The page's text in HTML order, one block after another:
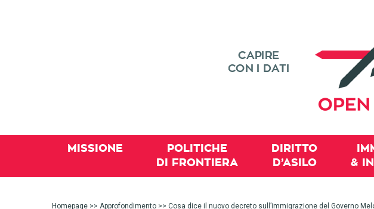
MISSIONE
POLITICHE
DI FRONTIERA
DIRITTO
D’ASILO
&
Homepage >> Approfondimento >> Cosa dice il nuovo decreto sull’immigrazione del Governo